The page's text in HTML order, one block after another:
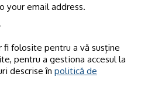
your email address.
folosite pentru a vă susține
pentru a gestiona accesul la
descrise în politică de